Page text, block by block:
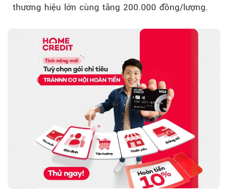
thương hiệu lớn cùng tăng 200.000 đồng/lượng.